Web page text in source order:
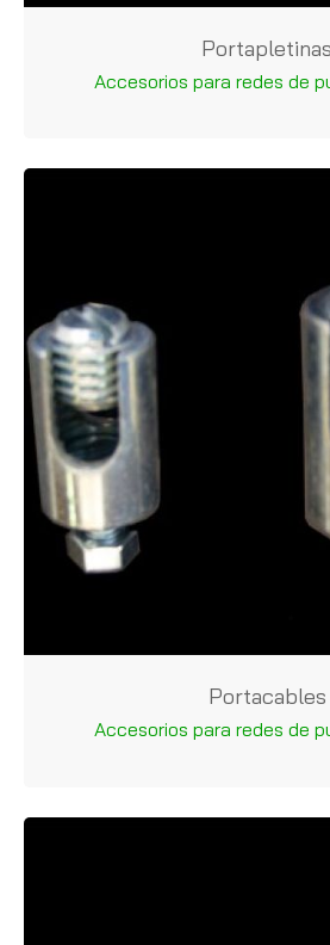
Portapletinas
Accesorios para redes de
Portacables
Accesorios para redes de